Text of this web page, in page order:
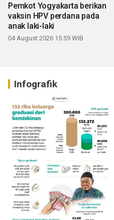
Pemkot Yogyakarta berikan
vaksin HPV perdana pada
anak laki-laki
04 August 2026 15:59 WIB
Infografik